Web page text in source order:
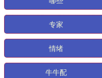
专家
情绪
牛牛配